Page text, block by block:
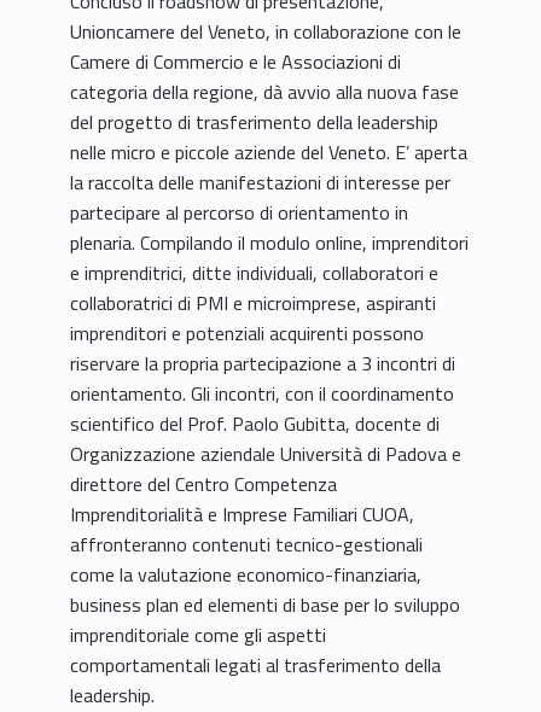
Unioncamere del Veneto, in collaborazione con le
Camere di Commercio e le Associazioni di
categoria della regione, dà avvio alla nuova fase
del progetto di trasferimento della leadership
nelle micro e piccole aziende del Veneto. E’ aperta
la raccolta delle manifestazioni di interesse per
partecipare al percorso di orientamento in
plenaria. Compilando il modulo online, imprenditori
e imprenditrici, ditte individuali, collaboratori e
collaboratrici di PMI e microimprese, aspiranti
imprenditori e potenziali acquirenti possono
riservare la propria partecipazione a 3 incontri di
orientamento. Gli incontri, con il coordinamento
scientifico del Prof. Paolo Gubitta, docente di
Organizzazione aziendale Università di Padova e
direttore del Centro Competenza
Imprenditorialità e Imprese Familiari CUOA,
affronteranno contenuti tecnico-gestionali
come la valutazione economico-finanziaria,
business plan ed elementi di base per lo sviluppo
imprenditoriale come gli aspetti
comportamentali legati al trasferimento della
leadership.